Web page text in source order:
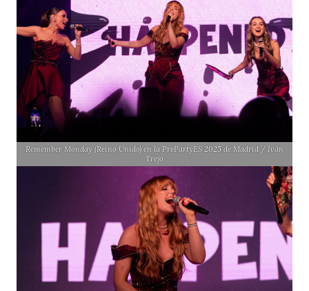
Remember Monday (Reino Unido) en la PrePartyES 2025 de Madrid / Iván
Trejo